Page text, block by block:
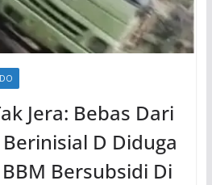
Jera: Bebas Dari
D Diduga
Bersubsidi Di